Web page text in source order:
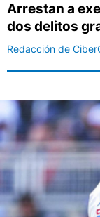
Arrestan a
dos delitos
Redacción de